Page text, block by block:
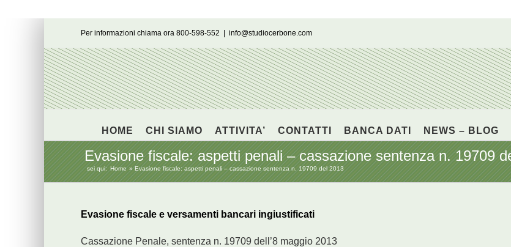
Per informazioni chiama ora 800-598-552 info@studiocerbone.com
HOME CHI SIAMO ATTIVITA’ CONTATTI BANCA DATI NEWS – BLOG
Evasione fiscale: aspetti penali – cassazione sentenza n. 19709
sei qui: Home Evasione fiscale: aspetti penali – cassazione sentenza n. 19709 del 2013
Evasione fiscale e versamenti bancari ingiustificati
Cassazione Penale, sentenza n. 19709 dell’8 maggio 2013